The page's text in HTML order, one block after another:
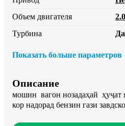
Объем двигателя
Турбина
Да
Показать больше параметров
Описание
мошин  вагон нозадаҳай  ҳуҷат
кор надорад бензин гази